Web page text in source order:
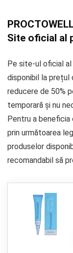
Site oficial al
Pe site-ul oficial al
disponibil la prețul
reducere de 50%
temporară și nu
Pentru a
prin următoarea
produselor
recomandabil să